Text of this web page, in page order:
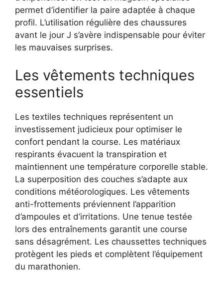
permet d’identifier la paire adaptée à chaque
profil. L’utilisation régulière des chaussures
avant le jour J s’avère indispensable pour éviter
les mauvaises surprises.
Les vêtements techniques
essentiels
Les textiles techniques représentent un
investissement judicieux pour optimiser le
confort pendant la course. Les matériaux
respirants évacuent la transpiration et
maintiennent une température corporelle stable.
La superposition des couches s’adapte aux
conditions météorologiques. Les vêtements
anti-frottements préviennent l’apparition
d’ampoules et d’irritations. Une tenue testée
lors des entraînements garantit une course
sans désagrément. Les chaussettes techniques
protègent les pieds et complètent l’équipement
du marathonien.